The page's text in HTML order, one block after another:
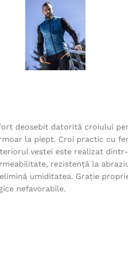
deosebit datorită croiului
la piept. Croi practic cu
vestei este realizat
rezistență la
elimină umiditatea. Grație
nefavorabile.